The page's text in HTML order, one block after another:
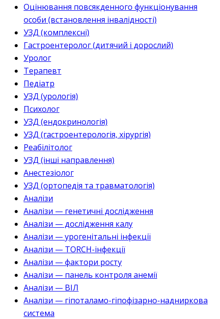
Оцінювання повсякденного функціонування
особи (встановлення інвалідності)
УЗД (комплексні)
Гастроентеролог (дитячий і дорослий)
Уролог
Терапевт
Педіатр
УЗД (урологія)
Психолог
УЗД (ендокринологія)
УЗД (гастроентерологія, хірургія)
Реабілітолог
УЗД (інші направлення)
Анестезіолог
УЗД (ортопедія та травматологія)
Аналізи
Аналізи — генетичні дослідження
Аналізи — дослідження калу
Аналізи — урогенітальні інфекції
Аналізи — TORCH-інфекції
Аналізи — фактори росту
Аналізи — панель контроля анемії
Аналізи — ВІЛ
Аналізи — гіпоталамо-гіпофізарно-надниркова
система